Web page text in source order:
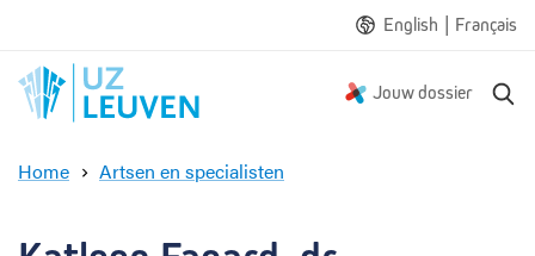
English | Français
Jouw dossier
Home Artsen en specialisten